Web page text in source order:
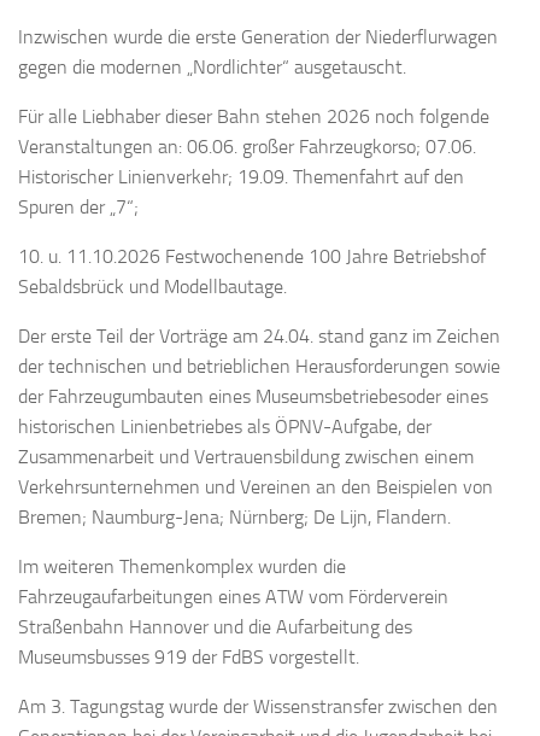
Inzwischen wurde die erste Generation der Niederflurwagen
gegen die modernen „Nordlichter“ ausgetauscht.
Für alle Liebhaber dieser Bahn stehen 2026 noch folgende
Veranstaltungen an: 06.06. großer Fahrzeugkorso; 07.06.
Historischer Linienverkehr; 19.09. Themenfahrt auf den
Spuren der „7“;
10. u. 11.10.2026 Festwochenende 100 Jahre Betriebshof
Sebaldsbrück und Modellbautage.
Der erste Teil der Vorträge am 24.04. stand ganz im Zeichen
der technischen und betrieblichen Herausforderungen sowie
der Fahrzeugumbauten eines Museumsbetriebesoder eines
historischen Linienbetriebes als ÖPNV-Aufgabe, der
Zusammenarbeit und Vertrauensbildung zwischen einem
Verkehrsunternehmen und Vereinen an den Beispielen von
Bremen; Naumburg-Jena; Nürnberg; De Lijn, Flandern.
Im weiteren Themenkomplex wurden die
Fahrzeugaufarbeitungen eines ATW vom Förderverein
Straßenbahn Hannover und die Aufarbeitung des
Museumsbusses 919 der FdBS vorgestellt.
Am 3. Tagungstag wurde der Wissenstransfer zwischen den